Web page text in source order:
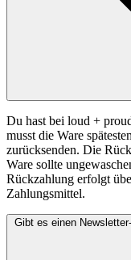
Du hast bei loud +
musst die Ware
zurücksenden. Die
Ware sollte
Rückzahlung erfolgt
Zahlungsmittel.
Gibt es einen